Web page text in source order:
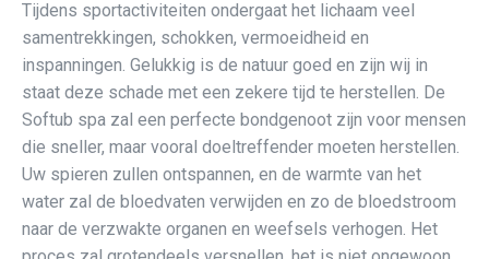
Tijdens sportactiviteiten ondergaat het lichaam veel
samentrekkingen, schokken, vermoeidheid en
inspanningen. Gelukkig is de natuur goed en zijn wij in
staat deze schade met een zekere tijd te herstellen. De
Softub spa zal een perfecte bondgenoot zijn voor mensen
die sneller, maar vooral doeltreffender moeten herstellen.
Uw spieren zullen ontspannen, en de warmte van het
water zal de bloedvaten verwijden en zo de bloedstroom
naar de verzwakte organen en weefsels verhogen. Het